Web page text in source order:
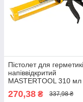
Пістолет для
напіввідкритий
MASTERTOOL 310
270,38 ₴ 337,98 ₴